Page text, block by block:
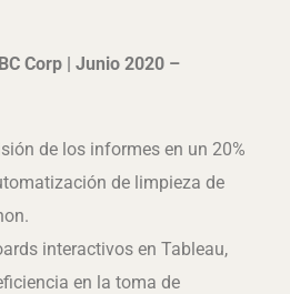
Corp | Junio 2020 –
de los informes en un 20%
de limpieza de
interactivos en Tableau,
en la toma de